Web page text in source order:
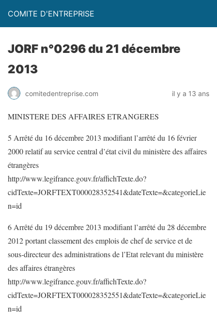
COMITE D'ENTREPRISE
JORF n°0296 du 21 décembre
2013
comitedentreprise.com il y a 13 ans
MINISTERE DES AFFAIRES ETRANGERES
5 Arrêté du 16 décembre 2013 modifiant l’arrêté du 16 février
2000 relatif au service central d’état civil du ministère des affaires
étrangères
http://www.legifrance.gouv.fr/affichTexte.do?
cidTexte=JORFTEXT000028352541&dateTexte=&categorieLie
n=id
6 Arrêté du 19 décembre 2013 modifiant l’arrêté du 28 décembre
2012 portant classement des emplois de chef de service et de
sous-directeur des administrations de l’Etat relevant du ministère
des affaires étrangères
http://www.legifrance.gouv.fr/affichTexte.do?
cidTexte=JORFTEXT000028352551&dateTexte=&categorieLie
n=id